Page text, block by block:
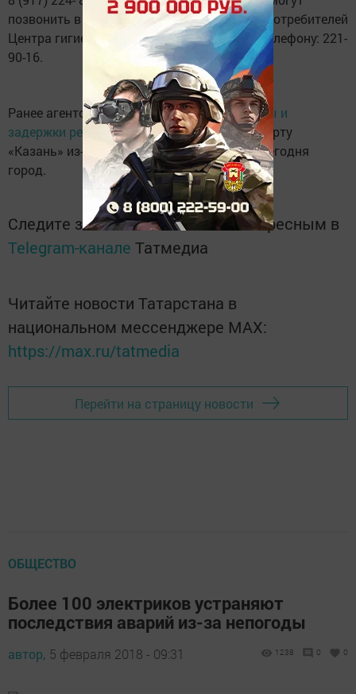
позвонить в консультационный центр для потребителей
Центра гигиены и эпидемиологии в РТ по телефону: 221-
90-16.
Ранее агентство сообщало офактах отмены и
задержки рейсовв Международном аэропорту
«Казань» из-за снежной бури, накрывшей сегодня
город.
Следите за самым важным и интересным в
Telegram-канале Татмедиа
Читайте новости Татарстана в
национальном мессенджере MАХ:
https://max.ru/tatmedia
Перейти на страницу новости
ОБЩЕСТВО
Более 100 электриков устраняют
последствия аварий из-за непогоды
автор, 5 февраля 2018 - 09:31 1238 0 0